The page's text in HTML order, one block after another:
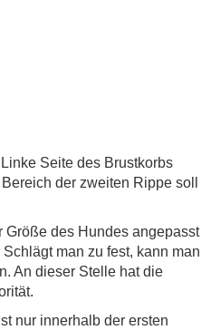
Seite des Brustkorbs
der zweiten Rippe soll
des Hundes angepasst
man zu fest, kann man
An dieser Stelle hat die
nur innerhalb der ersten